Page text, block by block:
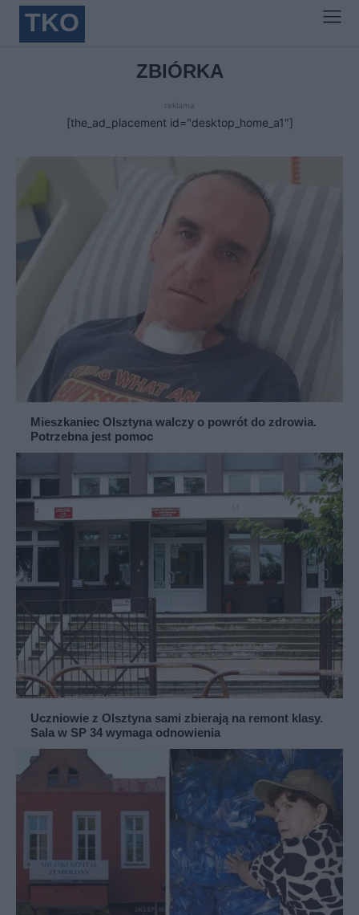
TKO
ZBIÓRKA
reklama
[the_ad_placement id="desktop_home_a1"]
Mieszkaniec Olsztyna walczy o powrót do zdrowia.
Potrzebna jest pomoc
Uczniowie z Olsztyna sami zbierają na remont klasy.
Sala w SP 34 wymaga odnowienia